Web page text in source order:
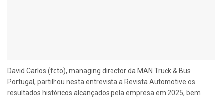
David Carlos (foto), managing director da MAN Truck & Bus
Portugal, partilhou nesta entrevista a Revista Automotive os
resultados históricos alcançados pela empresa em 2025, bem